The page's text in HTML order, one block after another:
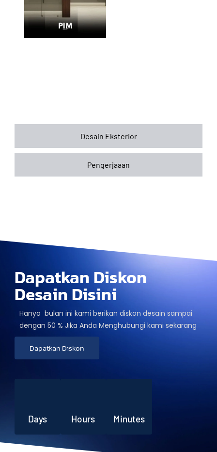
Desain Eksterior
Pengerjaaan
Dapatkan Diskon
Desain Disini
Hanya bulan ini kami berikan diskon desain sampai
dengan 50 % Jika Anda Menghubungi kami sekarang
Dapatkan Diskon
Days Hours Minutes